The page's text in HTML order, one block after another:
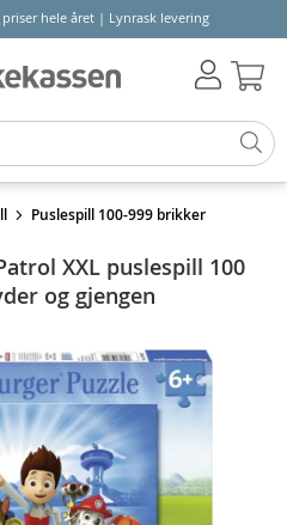
hele året | Lynrask levering
Puslespill 100-999 brikker
XXL puslespill 100
og gjengen